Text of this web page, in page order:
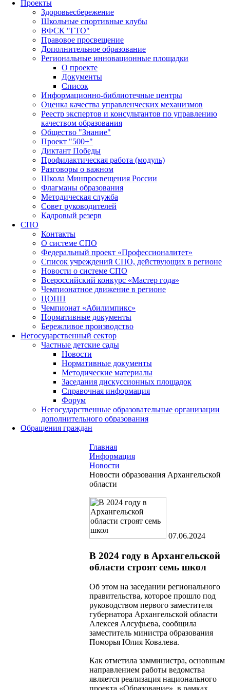
Проекты
Здоровьесбережение
Школьные спортивные клубы
ВФСК "ГТО"
Правовое просвещение
Дополнительное образование
Региональные инновационные площадки
О проекте
Документы
Список
Информационно-библиотечные центры
Оценка качества управленческих механизмов
Реестр экспертов и консультантов по управлению
качеством образования
Общество "Знание"
Проект "500+"
Диктант Победы
Профилактическая работа (модуль)
Разговоры о важном
Школа Минпросвещения России
Флагманы образования
Методическая служба
Совет руководителей
Кадровый резерв
СПО
Контакты
О системе СПО
Федеральный проект «Профессионалитет»
Список учреждений СПО, действующих в регионе
Новости о системе СПО
Всероссийский конкурс «Мастер года»
Чемпионатное движение в регионе
ЦОПП
Чемпионат «Абилимпикс»
Нормативные документы
Бережливое производство
Негосударственный сектор
Частные детские сады
Новости
Нормативные документы
Методические материалы
Заседания дискуссионных площадок
Справочная информация
Форум
Негосударственные образовательные организации
дополнительного образования
Обращения граждан
Главная
Информация
Новости
Новости образования Архангельской
области
07.06.2024
В 2024 году в Архангельской
области строят семь школ
Об этом на заседании регионального
правительства, которое прошло под
руководством первого заместителя
губернатора Архангельской области
Алексея Алсуфьева, сообщила
заместитель министра образования
Поморья Юлия Ковалева.
Как отметила замминистра, основным
направлением работы ведомства
является реализация национального